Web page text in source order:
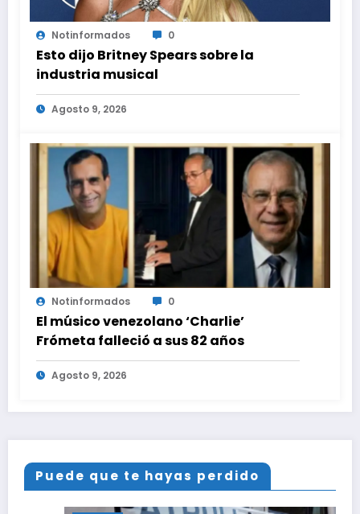
Notinformados 0
Esto dijo Britney Spears sobre la
industria musical
Agosto 9, 2026
Notinformados 0
El músico venezolano ‘Charlie’
Frómeta falleció a sus 82 años
Agosto 9, 2026
Puede que te hayas perdido